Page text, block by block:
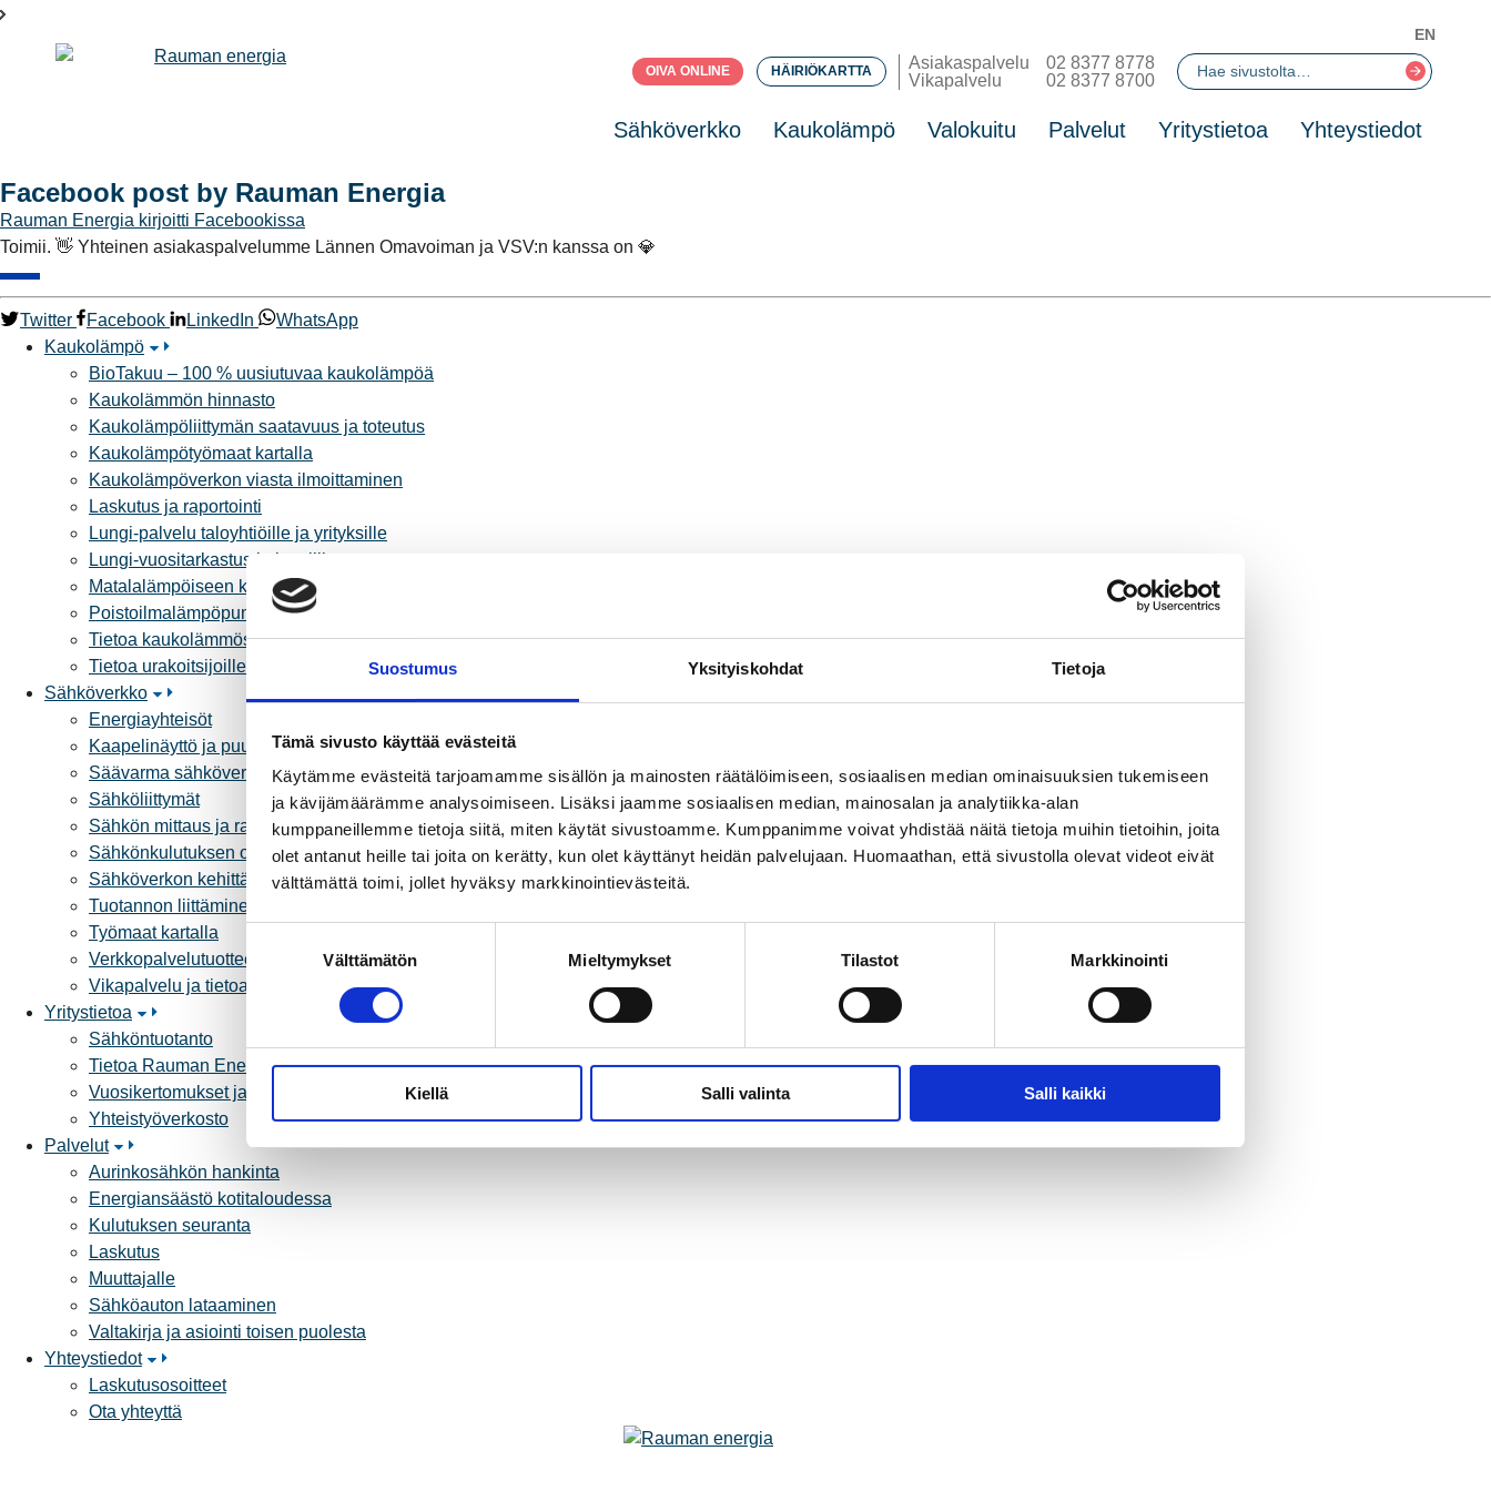
Suostumus Yksityiskohdat Tietoja
Tämä sivusto käyttää evästeitä
Käytämme evästeitä tarjoamamme sisällön ja mainosten räätälöimiseen, sosiaalisen median ominaisuuksien tukemiseen
ja kävijämäärämme analysoimiseen. Lisäksi jaamme sosiaalisen median, mainosalan ja analytiikka-alan
kumppaneillemme tietoja siitä, miten käytät sivustoamme. Kumppanimme voivat yhdistää näitä tietoja muihin tietoihin, joita
olet antanut heille tai joita on kerätty, kun olet käyttänyt heidän palvelujaan. Huomaathan, että sivustolla olevat videot eivät
välttämättä toimi, jollet hyväksy markkinointievästeitä.
u
o
u
m
k
s
e
n
l
i
Välttämätön Mieltymykset Tilastot Markkinointi
Kiellä Salli valinta Salli kaikki
OIVA ONLINE HÄIRIÖKARTTA Asiakaspalvelu
02 8377 8778
Vikapalvelu
02 8377 8700
Sähköverkko Kaukolämpö Valokuitu Palvelut Yritystietoa Yhteystiedot
EN
Facebook post by Rauman Energia
Rauman Energia kirjoitti Facebookissa
Toimii. 👋 Yhteinen asiakaspalvelumme Lännen Omavoiman ja VSV:n kanssa on 💎
Twitter Facebook LinkedIn
WhatsApp
Kaukolämpö
BioTakuu – 100 % uusiutuvaa kaukolämpöä
Kaukolämmön hinnasto
Kaukolämpöliittymän saatavuus ja toteutus
Kaukolämpötyömaat kartalla
Kaukolämpöverkon viasta ilmoittaminen
Laskutus ja raportointi
Lungi-palvelu taloyhtiöille ja yrityksille
Lungi-vuositarkastus kuluttajille
Matalalämpöiseen kaukolämpöön siirtyminen
Poistoilmalämpöpumppu kaukolämpötaloon
Tietoa kaukolämmöstä
Tietoa urakoitsijoille
Sähköverkko
Energiayhteisöt
Kaapelinäyttö ja puunkaatoapu
Säävarma sähköverkko
Sähköliittymät
Sähkön mittaus ja raportointi
Sähkönkulutuksen ohjaus kiinteistössä
Sähköverkon kehittämissuunnitelma
Tuotannon liittäminen verkkoon
Työmaat kartalla
Verkkopalvelutuotteet ja hinnastot
Vikapalvelu ja tietoa jakeluhäiriöistä
Yritystietoa
Sähköntuotanto
Tietoa Rauman Energiasta
Vuosikertomukset ja asiakaslehti
Yhteistyöverkosto
Palvelut
Aurinkosähkön hankinta
Energiansäästö kotitaloudessa
Kulutuksen seuranta
Laskutus
Muuttajalle
Sähköauton lataaminen
Valtakirja ja asiointi toisen puolesta
Yhteystiedot
Laskutusosoitteet
Ota yhteyttä